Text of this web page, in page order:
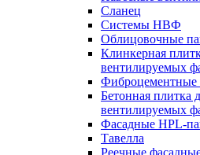
Сланец
Системы НВФ
Облицовочные
Клинкерная
вентилируемых
Фиброцементные
Бетонная плитка
вентилируемых
Фасадные HPL-
Тавелла
Реечные